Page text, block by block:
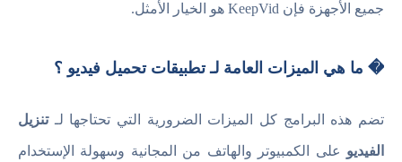
جميع الأجهزة فإن KeepVid هو الخيار الأمثل.
� ما هي الميزات العامة لـ تطبيقات تحميل فيديو ؟
تضم هذه البرامج كل الميزات الضرورية التي تحتاجها لـتنزيل
الفيديو على الكمبيوتر والهاتف من المجانية وسهولة الإستخدام